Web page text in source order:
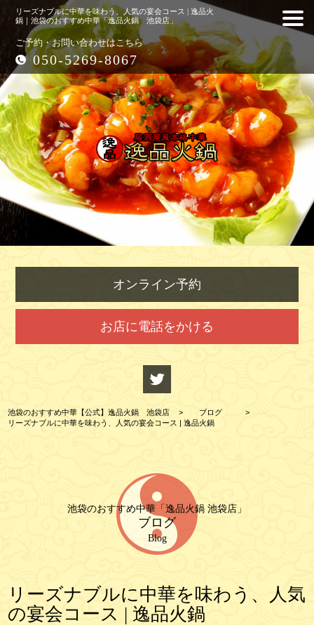
リーズナブルに中華を味わう、人気の宴会コース | 逸品火
鍋｜池袋のおすすめ中華「逸品火鍋 池袋店」
ご予約・お問い合わせはこちら
050-5269-8067
オンライン予約
お店に電話をかける
池袋のおすすめ中華【公式】逸品火鍋 池袋店 > ブログ
>
リーズナブルに中華を味わう、人気の宴会コース | 逸品火鍋
池袋のおすすめ中華「逸品火鍋 池袋店」
ブログ
Blog
リーズナブルに中華を味わう、人気
の宴会コース | 逸品火鍋